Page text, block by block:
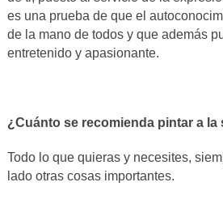
es una prueba de que el
de la mano de todos y que además
entretenido y apasionante.
¿Cuánto se recomienda pintar a la
Todo lo que quieras y necesites,
lado otras cosas importantes.